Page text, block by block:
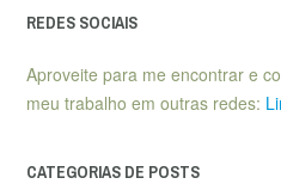
REDES SOCIAIS
Aproveite para me encontrar e
meu trabalho em outras redes:
CATEGORIAS DE POSTS